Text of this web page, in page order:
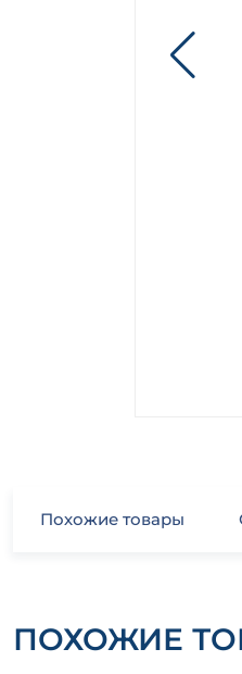
Похожие товары
ПОХОЖИЕ